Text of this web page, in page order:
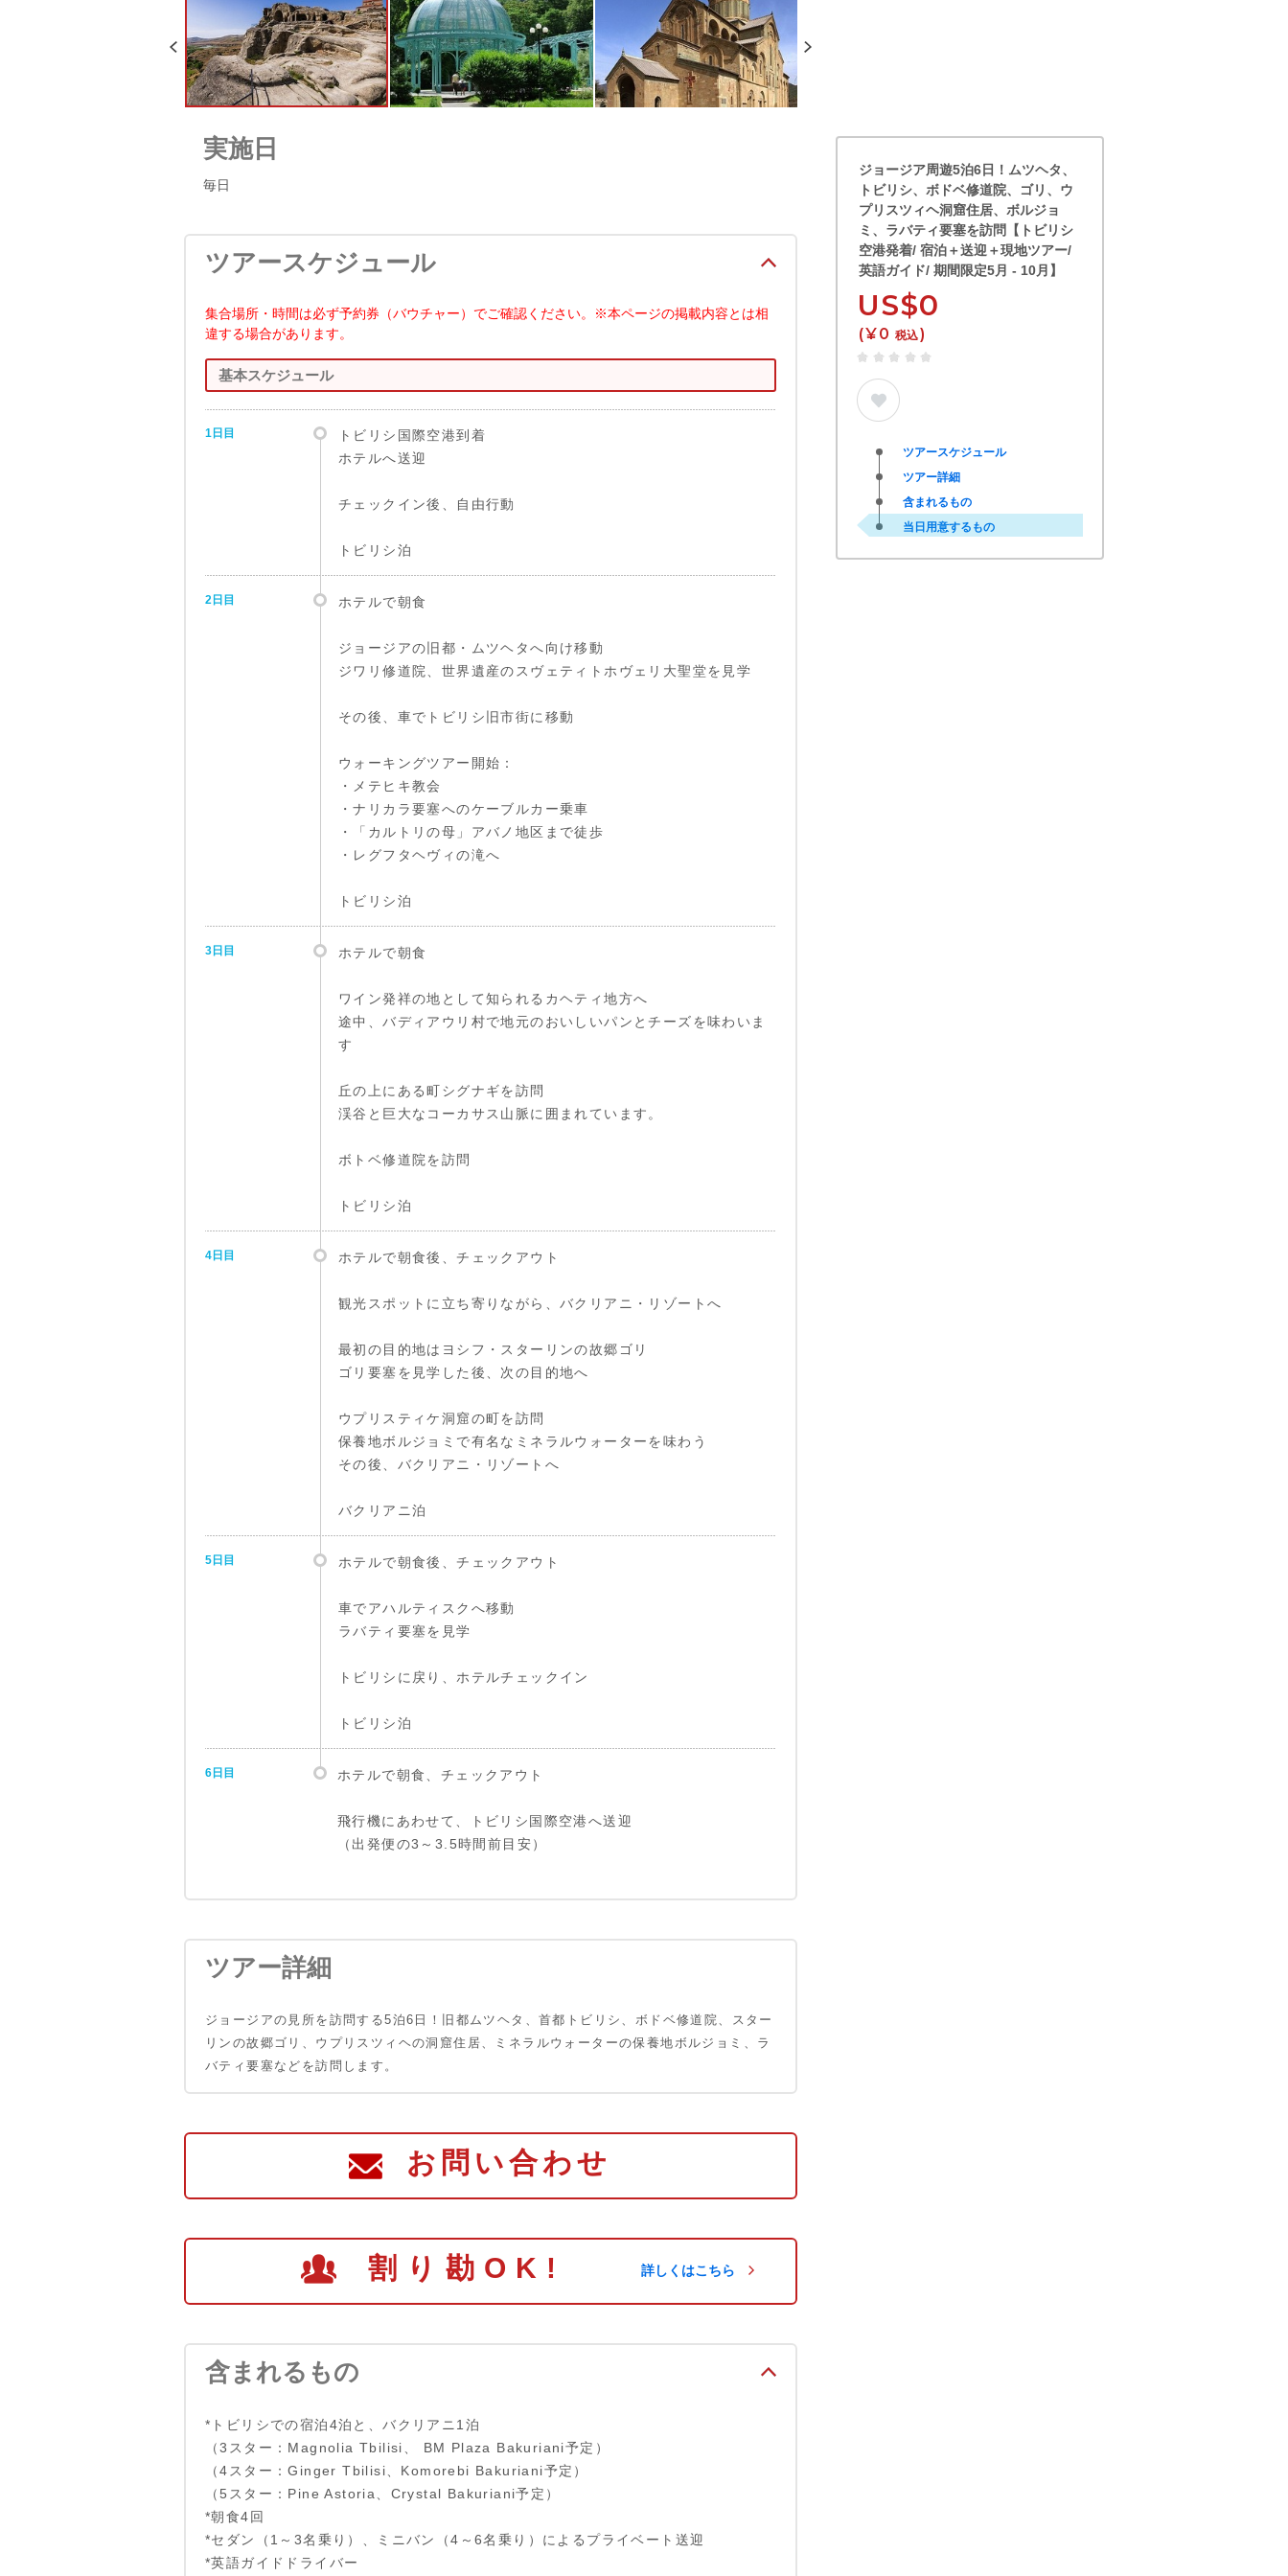
実施日
毎日
ツアースケジュール
集合場所・時間は必ず予約券（バウチャー）でご確認ください。※本ページの掲載内容とは相
違する場合があります。
基本スケジュール
1日目
トビリシ国際空港到着
ホテルへ送迎
チェックイン後、自由行動
トビリシ泊
2日目 ホテルで朝食
ジョージアの旧都・ムツヘタへ向け移動
ジワリ修道院、世界遺産のスヴェティトホヴェリ大聖堂を見学
その後、車でトビリシ旧市街に移動
ウォーキングツアー開始：
・メテヒキ教会
・ナリカラ要塞へのケーブルカー乗車
・「カルトリの母」アバノ地区まで徒歩
・レグフタヘヴィの滝へ
トビリシ泊
3日目 ホテルで朝食
ワイン発祥の地として知られるカヘティ地方へ
途中、バディアウリ村で地元のおいしいパンとチーズを味わいま
す
丘の上にある町シグナギを訪問
渓谷と巨大なコーカサス山脈に囲まれています。
ボトベ修道院を訪問
トビリシ泊
4日目 ホテルで朝食後、チェックアウト
観光スポットに立ち寄りながら、バクリアニ・リゾートへ
最初の目的地はヨシフ・スターリンの故郷ゴリ
ゴリ要塞を見学した後、次の目的地へ
ウプリスティケ洞窟の町を訪問
保養地ボルジョミで有名なミネラルウォーターを味わう
その後、バクリアニ・リゾートへ
バクリアニ泊
5日目 ホテルで朝食後、チェックアウト
車でアハルティスクへ移動
ラバティ要塞を見学
トビリシに戻り、ホテルチェックイン
トビリシ泊
6日目 ホテルで朝食、チェックアウト
飛行機にあわせて、トビリシ国際空港へ送迎
（出発便の3～3.5時間前目安）
ツアー詳細
ジョージアの見所を訪問する5泊6日！旧都ムツヘタ、首都トビリシ、ボドベ修道院、スター
リンの故郷ゴリ、ウプリスツィヘの洞窟住居、ミネラルウォーターの保養地ボルジョミ、ラ
バティ要塞などを訪問します。
お問い合わせ
割り勘OK! 詳しくはこちら
含まれるもの
*トビリシでの宿泊4泊と、バクリアニ1泊
（3スター：Magnolia Tbilisi、 BM Plaza Bakuriani予定）
（4スター：Ginger Tbilisi、Komorebi Bakuriani予定）
（5スター：Pine Astoria、Crystal Bakuriani予定）
*朝食4回
*セダン（1～3名乗り）、ミニバン（4～6名乗り）によるプライベート送迎
*英語ガイドドライバー
ジョージア周遊5泊6日！ムツヘタ、
トビリシ、ボドベ修道院、ゴリ、ウ
プリスツィヘ洞窟住居、ボルジョ
ミ、ラバティ要塞を訪問【トビリシ
空港発着/ 宿泊＋送迎＋現地ツアー/
英語ガイド/ 期間限定5月 - 10月】
US$0
(¥0 税込)
ツアースケジュール
ツアー詳細
含まれるもの
当日用意するもの